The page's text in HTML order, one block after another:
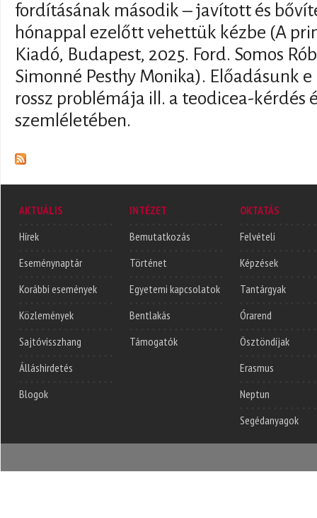
fordításának második – javított és
hónappal ezelőtt vehettük kézbe (A
Kiadó, Budapest, 2025. Ford. Somos
Simonné Pesthy Monika). Előadásunk
rossz problémája ill. a teodicea-kérdés
szemléletében.
AKTUÁLIS
Hírek
Eseménynaptár
Korábbi események
Közlemények
Sajtóvisszhang
Álláshirdetés
Blogok
INTÉZET
Bemutatkozás
Történet
Egyetemi kapcsolatok
Bentlakás
Támogatók
OKTATÁS
Felvételi
Képzések
Tantárgyak
Órarend
Ösztöndíjak
Erasmus
Neptun
Segédanyagok